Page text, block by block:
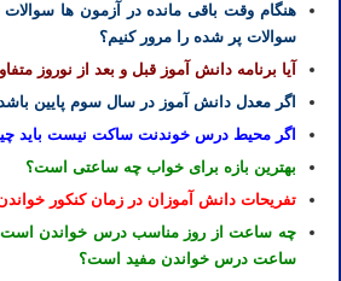
هنگام وقت باقی مانده در آزمون ها
سوالات پر شده را مرور کنیم؟
آیا برنامه دانش آموز قبل و بعد از نوروز
اگر معدل دانش آموز در سال سوم پایین
اگر محیط درس خوندنت ساکت نیست باید
بهترین بازه برای خواب چه ساعتی است؟
تفریحات دانش آموزان در زمان کنکور
چه ساعت از روز مناسب درس خواندن
ساعت درس خواندن مفید است؟